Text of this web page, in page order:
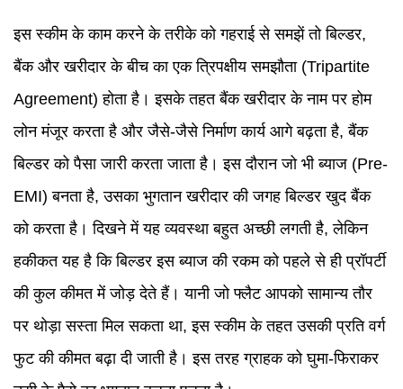
इस स्कीम के काम करने के तरीके को गहराई से समझें तो बिल्डर,
बैंक और खरीदार के बीच का एक त्रिपक्षीय समझौता (Tripartite
Agreement) होता है। इसके तहत बैंक खरीदार के नाम पर होम
लोन मंजूर करता है और जैसे-जैसे निर्माण कार्य आगे बढ़ता है, बैंक
बिल्डर को पैसा जारी करता जाता है। इस दौरान जो भी ब्याज (Pre-
EMI) बनता है, उसका भुगतान खरीदार की जगह बिल्डर खुद बैंक
को करता है। दिखने में यह व्यवस्था बहुत अच्छी लगती है, लेकिन
हकीकत यह है कि बिल्डर इस ब्याज की रकम को पहले से ही प्रॉपर्टी
की कुल कीमत में जोड़ देते हैं। यानी जो फ्लैट आपको सामान्य तौर
पर थोड़ा सस्ता मिल सकता था, इस स्कीम के तहत उसकी प्रति वर्ग
फुट की कीमत बढ़ा दी जाती है। इस तरह ग्राहक को घुमा-फिराकर